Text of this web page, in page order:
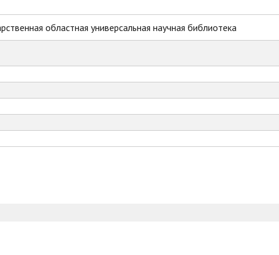
областная универсальная научная библиотека